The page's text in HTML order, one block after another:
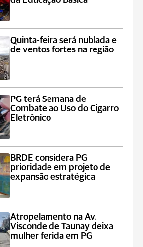
Quinta-feira será nublada e
de ventos fortes na região
PG terá Semana de
Combate ao Uso do Cigarro
Eletrônico
BRDE considera PG
prioridade em projeto de
expansão estratégica
Atropelamento na Av.
Visconde de Taunay deixa
mulher ferida em PG